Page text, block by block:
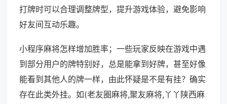
打牌时可以合理调整牌型，提升游戏体验，避免影响
好友间互动乐趣。
小程序麻将怎样增加胜率；一些玩家反映在游戏中遇
到部分用户的牌特别好，总是能拿到好牌，甚至好像
能看到其他人的牌一样，由此怀疑是不是有挂？确实
存在此类外挂。如(老友圈麻将,聚友麻将,丫丫陕西麻